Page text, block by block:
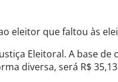
eleitor que faltou às
Eleitoral. A base de
diversa, será R$